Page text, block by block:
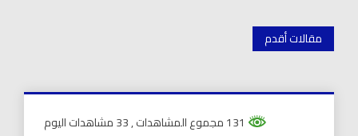
تصفّح
المقالات
مقالات أقدم
, 33 مشاهدات اليوم